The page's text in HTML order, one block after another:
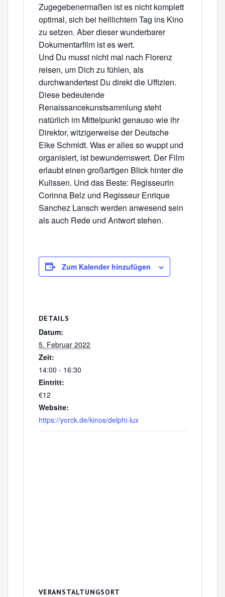
Zugegebenermaßen ist es nicht komplett
optimal, sich bei helllichtem Tag ins Kino
zu setzen. Aber dieser wunderbarer
Dokumentarfilm ist es wert.
Und Du musst nicht mal nach Florenz
reisen, um Dich zu fühlen, als
durchwandertest Du direkt die Uffizien.
Diese bedeutende
Renaissancekunstsammlung steht
natürlich im Mittelpunkt genauso wie ihr
Direktor, witzigerweise der Deutsche
Eike Schmidt. Was er alles so wuppt und
organisiert, ist bewundernswert. Der Film
erlaubt einen großartigen Blick hinter die
Kulissen. Und das Beste: Regisseurin
Corinna Belz und Regisseur Enrique
Sanchez Lansch werden anwesend sein
als auch Rede und Antwort stehen.
Zum Kalender hinzufügen
DETAILS
Datum:
5. Februar 2022
Zeit:
14:00 - 16:30
Eintritt:
€12
Website:
https://yorck.de/kinos/delphi-lux
VERANSTALTUNGSORT